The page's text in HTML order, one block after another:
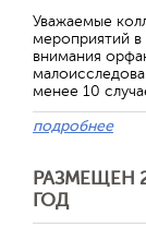
Уважаемые
мероприятий
внимания
менее 10
подробнее
РАЗМЕЩЕН
ГОД